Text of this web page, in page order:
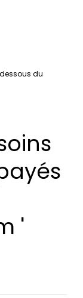
du
'